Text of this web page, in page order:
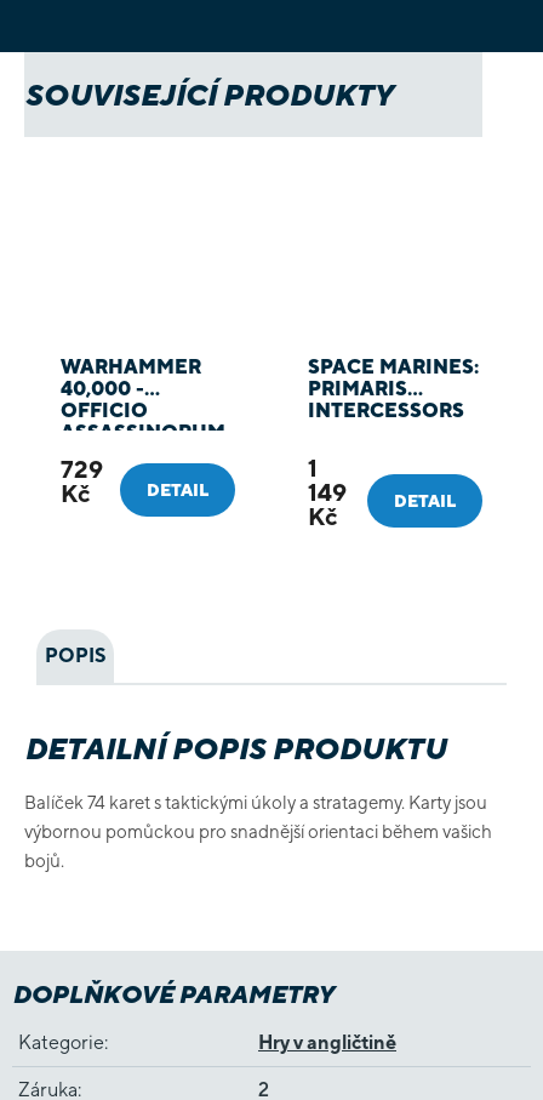
SOUVISEJÍCÍ PRODUKTY
WARHAMMER
40,000 -
OFFICIO
ASSASSINORUM
ASSASSIN
729
Kč
DETAIL
SPACE MARINES:
PRIMARIS
INTERCESSORS
1
149
Kč
DETAIL
POPIS
DETAILNÍ POPIS PRODUKTU
Balíček 74 karet s taktickými úkoly a stratagemy. Karty jsou
výbornou pomůckou pro snadnější orientaci během vašich
bojů.
DOPLŇKOVÉ PARAMETRY
Kategorie: Hry v angličtině
Záruka: 2